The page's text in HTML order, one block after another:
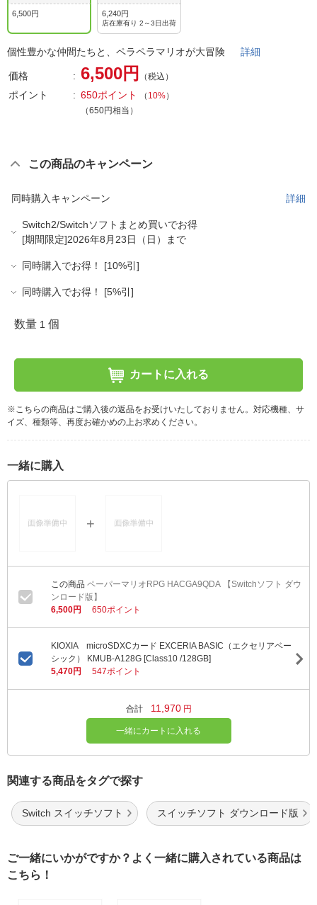
6,500円 6,240円
店在庫有り 2～3日出荷
個性豊かな仲間たちと、ペラペラマリオが大冒険 詳細
価格 6,500円 （税込）
ポイント 650ポイント （ 10%）
（650円相当）
この商品のキャンペーン
同時購入キャンペーン 詳細
Switch2/Switchソフトまとめ買いでお得
[期間限定]2026年8月23日（日）まで
同時購入でお得！ [10%引]
同時購入でお得！ [5%引]
数量 1 個
カートに入れる
※こちらの商品はご購入後の返品をお受けいたしておりません。対応機種、サ
イズ、種類等、再度お確かめの上お求めください。
一緒に購入
ペーパーマリオRPG HACGA9QDA 【Switchソフト ダウ
ンロード版】
6,500円
650ポイント
KIOXIA microSDXCカード EXCERIA BASIC（エクセリアベー
シック） KMUB-A128G [Class10 /128GB]
5,470円
547ポイント
合計 11,970 円
一緒にカートに入れる
関連する商品をタグで探す
Switch スイッチソフト スイッチソフト ダウンロード版
ご一緒にいかがですか？よく一緒に購入されている商品は
こちら！